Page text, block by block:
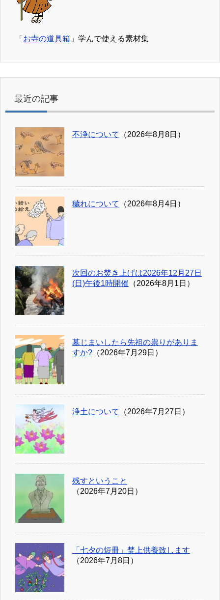
「 お寺の道具箱 」学んで使える素材集
最近の記事
不浄について （2026年8月8日）
穢れについて （2026年8月4日）
次回のお焚き上げは2026年12月27日
(日)午後1時開催 （2026年8月1日）
墓じまいしたら先祖の祟りがありま
すか? （2026年7月29日）
浄土について （2026年7月27日）
残すということ
（2026年7月20日）
「七夕の短冊」焚上供養致します
（2026年7月8日）